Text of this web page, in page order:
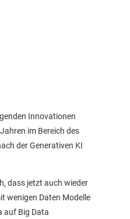
Innovationen
im Bereich des
der Generativen KI
dass jetzt auch wieder
wenigen Daten Modelle
auf Big Data